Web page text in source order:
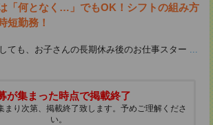
「何となく…」でもOK！シフトの組み方
短勤務！
ても、お子さんの長期休み後のお仕事スター ...
が集まった時点で掲載終了
まり次第、掲載終了致します。予めご理解くださ
い。